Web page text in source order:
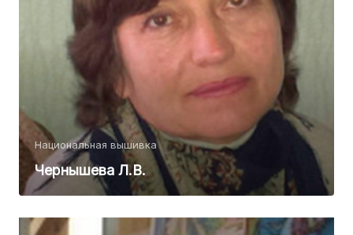
Национальная вышивка
Чернышева Л.В.